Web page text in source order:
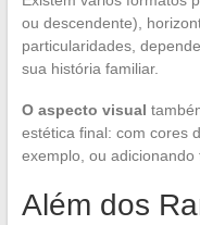
ou descendente),
particularidades,
sua história familiar.
O aspecto visual
estética final: com cores
exemplo, ou adicionando
Além dos